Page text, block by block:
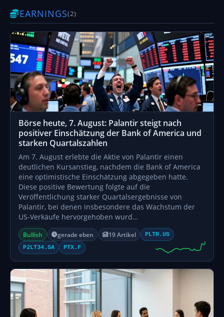
EARNINGS(2)
Börse heute, 7. August: Palantir steigt nach
positiver Einschätzung der Bank of America und
starken Quartalszahlen
Am 7. August erlebte die Aktie von Palantir einen
deutlichen Kursanstieg, nachdem die Bank of America
eine optimistische Einschätzung abgegeben hatte.
Diese positive Bewertung folgte auf die
Veröffentlichung starker Quartalsergebnisse von
Palantir, bei denen insbesondere das Wachstum der
US-Verkäufe hervorgehoben wurd…
Bullish gerade eben 19 Artikel
PLTR.US
P2LT34.SA
PTX.F